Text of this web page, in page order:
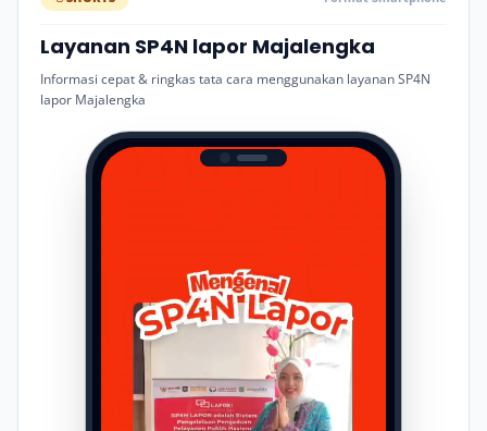
Layanan SP4N lapor Majalengka
Informasi cepat & ringkas tata cara menggunakan layanan SP4N
lapor Majalengka